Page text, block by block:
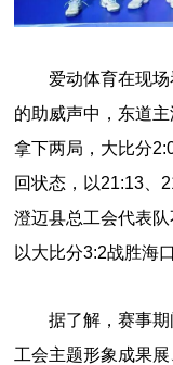
爱动体育在现
的助威声中，东道
拿下两局，大比分
回状态，以21:13、
澄迈县总工会代表
以大比分3:2战胜海
据了解，赛事
工会主题形象成果